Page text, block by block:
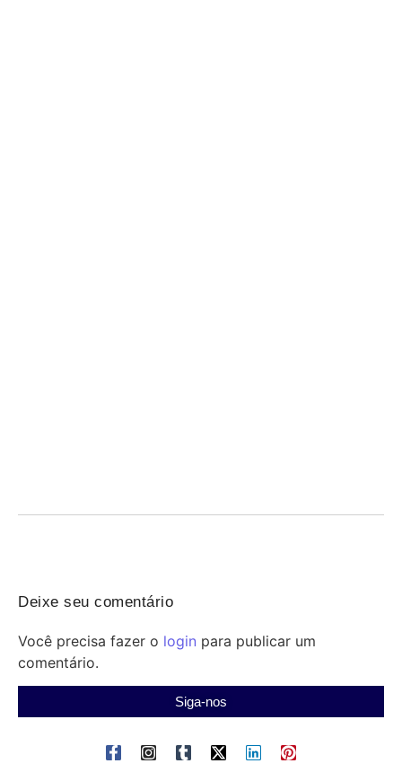
Deixe seu comentário
Você precisa fazer o login para publicar um
comentário.
Siga-nos